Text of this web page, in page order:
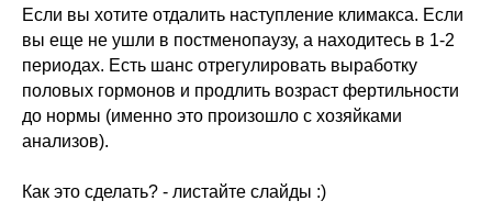
Если вы хотите отдалить наступление климакса. Если
вы еще не ушли в постменопаузу, а находитесь в 1-2
периодах. Есть шанс отрегулировать выработку
половых гормонов и продлить возраст фертильности
до нормы (именно это произошло с хозяйками
анализов).
Как это сделать? - листайте слайды :)